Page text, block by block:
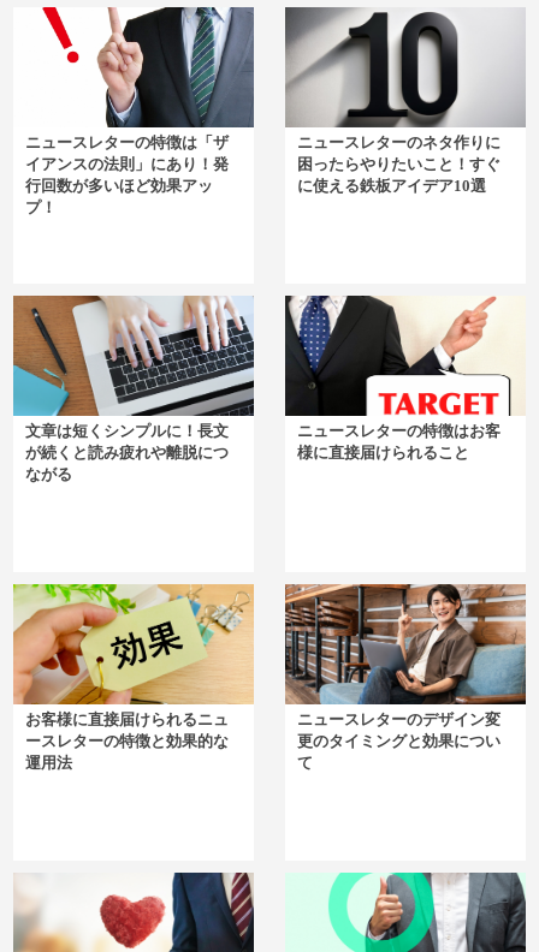
ニュースレターの特徴は「ザ
イアンスの法則」にあり！発
行回数が多いほど効果アッ
プ！
ニュースレターのネタ作りに
困ったらやりたいこと！すぐ
に使える鉄板アイデア10選
文章は短くシンプルに！長文
が続くと読み疲れや離脱につ
ながる
ニュースレターの特徴はお客
様に直接届けられること
お客様に直接届けられるニュ
ースレターの特徴と効果的な
運用法
ニュースレターのデザイン変
更のタイミングと効果につい
て